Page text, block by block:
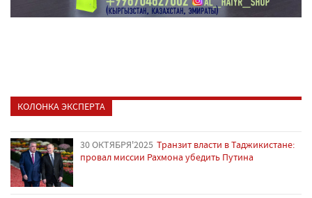
КОЛОНКА ЭКСПЕРТА
30 ОКТЯБРЯ'2025 Транзит власти в Таджикистане:
провал миссии Рахмона убедить Путина